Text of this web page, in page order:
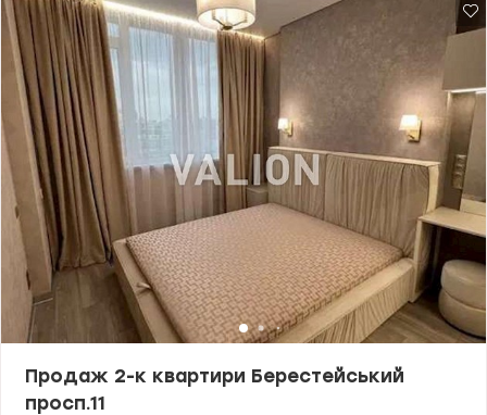
Будинок обладнаний генератором та інверторною системою.
Світла, тепла та дуже затишна квартира з панорамним видом на
Київ. Планування продумане до деталей. 044 200 10 80
valion.ua/1150551
Продаж 2-к квартири Берестейський
просп.11